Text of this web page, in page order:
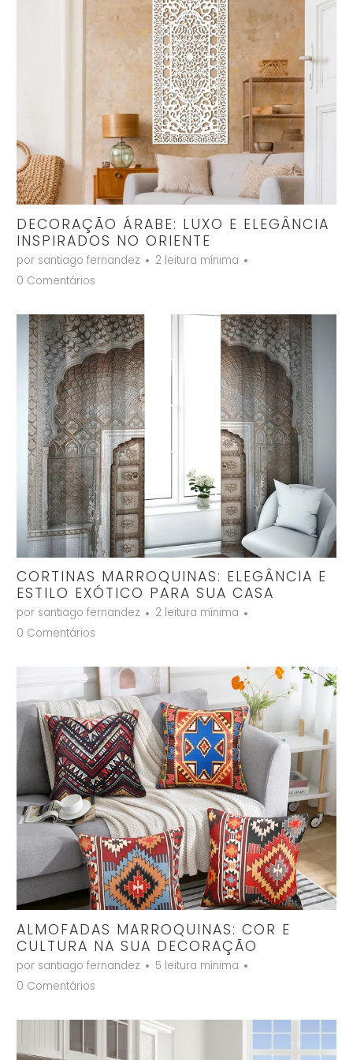
DECORAÇÃO ÁRABE: LUXO E ELEGÂNCIA
INSPIRADOS NO ORIENTE
por santiago fernandez
2 leitura mínima
0 Comentários
CORTINAS MARROQUINAS: ELEGÂNCIA E
ESTILO EXÓTICO PARA SUA CASA
por santiago fernandez
2 leitura mínima
0 Comentários
ALMOFADAS MARROQUINAS: COR E
CULTURA NA SUA DECORAÇÃO
por santiago fernandez
5 leitura mínima
0 Comentários